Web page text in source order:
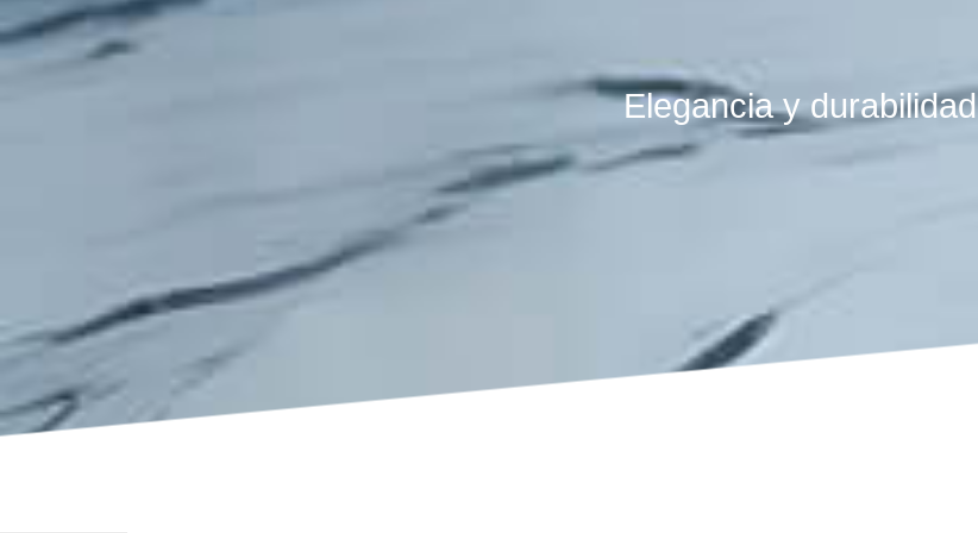
Elegancia y durabilidad